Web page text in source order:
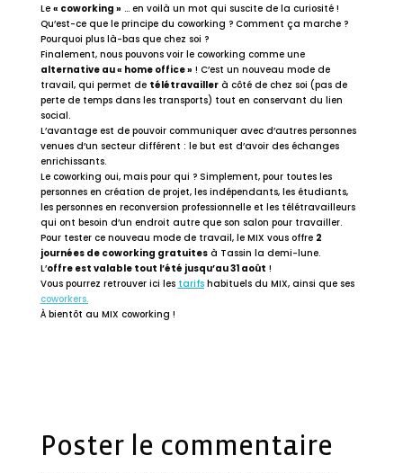
Le « coworking » … en voilà un mot qui suscite de la curiosité !
Qu’est-ce que le principe du coworking ? Comment ça marche ?
Pourquoi plus là-bas que chez soi ?
Finalement, nous pouvons voir le coworking comme une
alternative au « home office » ! C’est un nouveau mode de
travail, qui permet de télétravaillerà côté de chez soi (pas de
perte de temps dans les transports) tout en conservant du lien
social.
L’avantage est de pouvoir communiquer avec d’autres personnes
venues d’un secteur différent : le but est d’avoir des échanges
enrichissants.
Le coworking oui, mais pour qui ? Simplement, pour toutes les
personnes en création de projet, les indépendants, les étudiants,
les personnes en reconversion professionnelle et les télétravailleurs
qui ont besoin d’un endroit autre que son salon pour travailler.
Pour tester ce nouveau mode de travail, le MIX vous offre 2
journées de coworking gratuitesà Tassin la demi-lune.
L’offre est valable tout l’été jusqu’au 31 août !
Vous pourrez retrouver ici les tarifshabituels du MIX, ainsi que ses
coworkers.
À bientôt au MIX coworking !
Poster le commentaire